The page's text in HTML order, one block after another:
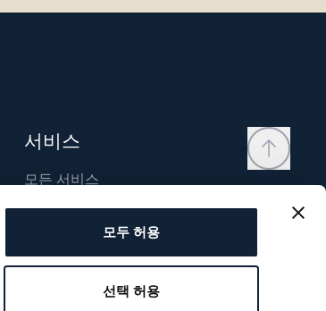
모두 허용
선택 허용
서비스
모든 서비스
연락처
위시리스트
사용자 매뉴얼